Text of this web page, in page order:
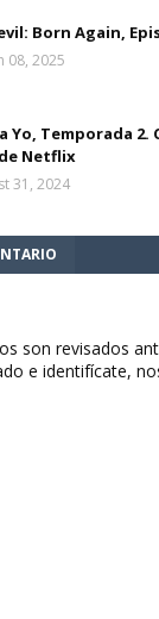
Born Again,
08, 2025
Yo, Temporada 2.
Netflix
31, 2024
son revisados
e identifícate,